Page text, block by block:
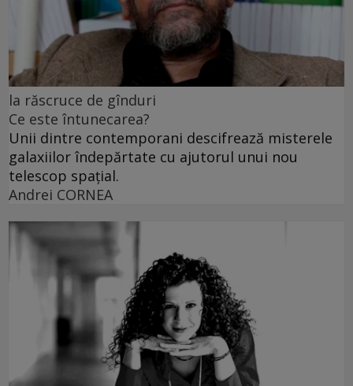
la răscruce de gînduri
Ce este întunecarea?
Unii dintre contemporani descifrează misterele
galaxiilor îndepărtate cu ajutorul unui nou
telescop spațial.
Andrei CORNEA